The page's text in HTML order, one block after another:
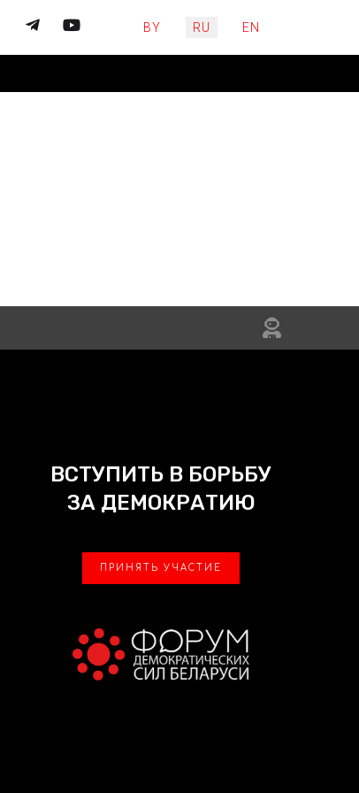
Выберите язык
BY RU EN
ВСТУПИТЬ В БОРЬБУ
ЗА ДЕМОКРАТИЮ
ПРИНЯТЬ УЧАСТИЕ